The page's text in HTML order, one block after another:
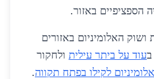
הספציפיים באזור.
האלומיניום באזורים
בעוד על ביתר עילית ולחקור
אלומיניום לקילו בפתח תקווה.